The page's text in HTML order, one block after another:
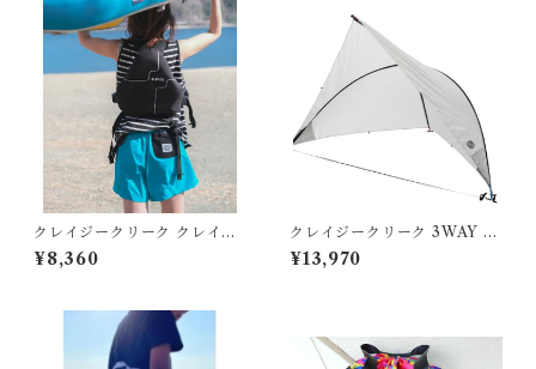
クレイジークリーク クレイジ
ーメッシュショーツ
¥8,360
クレイジークリーク 3WAY シ
ェード
¥13,970